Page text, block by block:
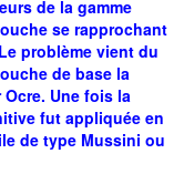
de la gamme
se rapprochant
problème vient du
de base la
Une fois la
fut appliquée en
de type Mussini ou